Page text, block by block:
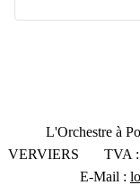
L'Orchestre à
VERVIERS TVA :
E-Mail :